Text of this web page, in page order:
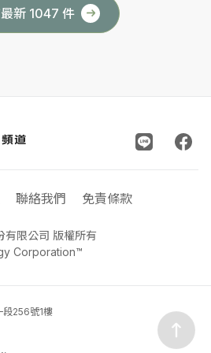
新 1047 件
有限公司 版權所有
Corporation™
聯絡我們 免責條款
段256號1樓